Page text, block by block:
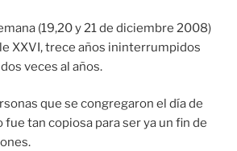
(19,20 y 21 de diciembre 2008)
XXVI, trece años ininterrumpidos
veces al años.
que se congregaron el día de
fue tan copiosa para ser ya un fin de